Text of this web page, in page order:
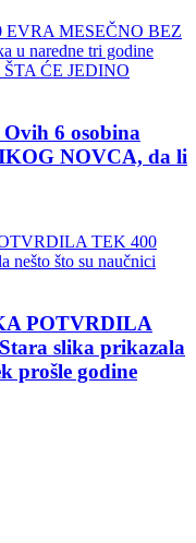
6 osobina
NOVCA, da li
POTVRDILA
slika prikazala
prošle godine